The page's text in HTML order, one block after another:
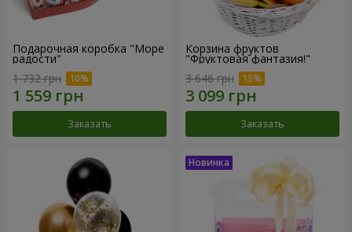
Подарочная коробка "Море
радости"
1 732 грн
Заказать
Корзина фруктов
"Фруктовая фантазия!"
3 646 грн
Заказать